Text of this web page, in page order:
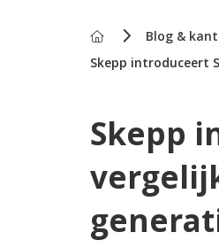
Home Blog &
Skepp introduceert
Skepp